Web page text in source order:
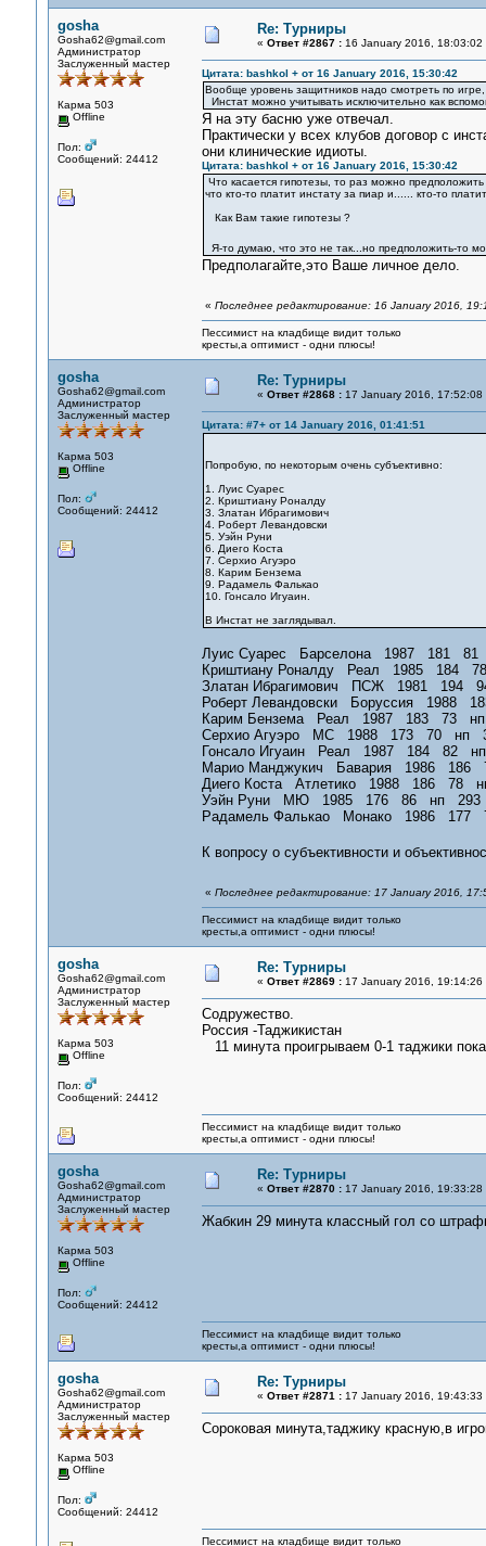
gosha
Gosha62@gmail.com
Администратор
Заслуженный мастер
Карма 503
Offline
Пол:
Сообщений: 24412
Re: Турниры
« Ответ #2867 :16 January 2016, 18:03:02
Цитата: bashkol + от 16 January 2016, 15:30:42
Вообще уровень защитников надо смотреть по игре,
Инстат можно учитывать исключительно как
Я на эту басню уже отвечал.
Практически у всех клубов договор с
они клинические идиоты.
Цитата: bashkol + от 16 January 2016, 15:30:42
Что касается гипотезы, то раз можно
что кто-то платит инстату за пиар и...... кто-то
Как Вам такие гипотезы ?
Я-то думаю, что это не так...но предположить-то
Предполагайте,это Ваше личное дело.
« Последнее редактирование: 16 January 2016,
Пессимист на кладбище видит только
кресты,а оптимист - одни плюсы!
gosha
Gosha62@gmail.com
Администратор
Заслуженный мастер
Карма 503
Offline
Пол:
Сообщений: 24412
Re: Турниры
« Ответ #2868 :17 January 2016, 17:52:08
Цитата: #7+ от 14 January 2016, 01:41:51
Попробую, по некоторым очень субъективно:
1. Луис Суарес
2. Криштиану Роналду
3. Златан Ибрагимович
4. Роберт Левандовски
5. Уэйн Руни
6. Диего Коста
7. Серхио Агуэро
8. Карим Бензема
9. Радамель Фалькао
10. Гонсало Игуаин.
В Инстат не заглядывал.
Луис Суарес Барселона 1987 181
Криштиану Роналду Реал 1985 184
Златан Ибрагимович ПСЖ 1981 194
Роберт Левандовски Боруссия 1988
Карим Бензема Реал 1987 183 73
Серхио Агуэро МС 1988 173 70 нп
Гонсало Игуаин Реал 1987 184 82
Марио Манджукич Бавария 1986
Диего Коста Атлетико 1988 186 78
Уэйн Руни МЮ 1985 176 86 нп 293
Радамель Фалькао Монако 1986
К вопросу о субъективности и
« Последнее редактирование: 17 January 2016,
Пессимист на кладбище видит только
кресты,а оптимист - одни плюсы!
gosha
Gosha62@gmail.com
Администратор
Заслуженный мастер
Карма 503
Offline
Пол:
Сообщений: 24412
Re: Турниры
« Ответ #2869 :17 January 2016, 19:14:26
Содружество.
Россия -Таджикистан
11 минута проигрываем 0-1 таджики
Пессимист на кладбище видит только
кресты,а оптимист - одни плюсы!
gosha
Gosha62@gmail.com
Администратор
Заслуженный мастер
Карма 503
Offline
Пол:
Сообщений: 24412
Re: Турниры
« Ответ #2870 :17 January 2016, 19:33:28
Жабкин 29 минута классный гол со
Пессимист на кладбище видит только
кресты,а оптимист - одни плюсы!
gosha
Gosha62@gmail.com
Администратор
Заслуженный мастер
Карма 503
Offline
Пол:
Сообщений: 24412
Re: Турниры
« Ответ #2871 :17 January 2016, 19:43:33
Сороковая минута,таджику красную,в
Пессимист на кладбище видит только